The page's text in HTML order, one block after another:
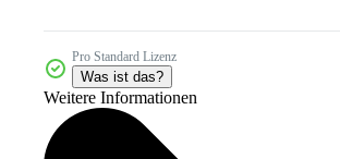
Pro Standard Lizenz
Was ist das?
Weitere Informationen